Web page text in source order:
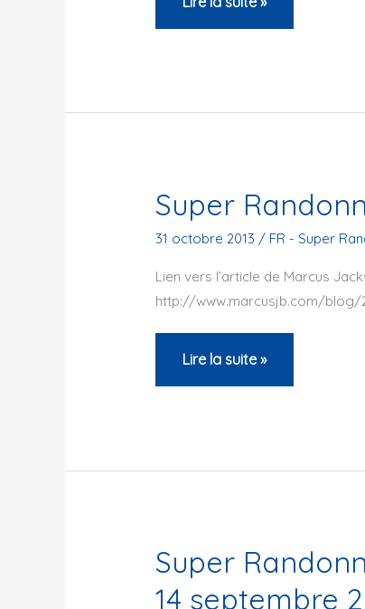
Randonnée
Super
31 octobre 2013 / FR - Super
Lien vers l’article de Marcus
http://www.marcusjb.com/
Super
Randonnée
Lire la suite »
Super
14 septembre